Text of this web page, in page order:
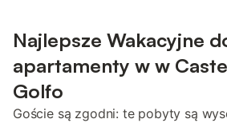
Najlepsze Wakacyjne
apartamenty w w
Golfo
Goście są zgodni: te pobyty są